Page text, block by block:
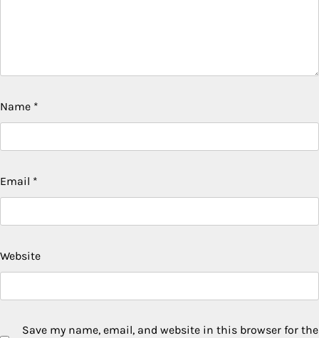
Name *
Email *
Website
Save my name, email, and website in this browser for the